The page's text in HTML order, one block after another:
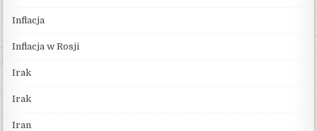
Inflacja
Inflacja w Rosji
Irak
Irak
Iran